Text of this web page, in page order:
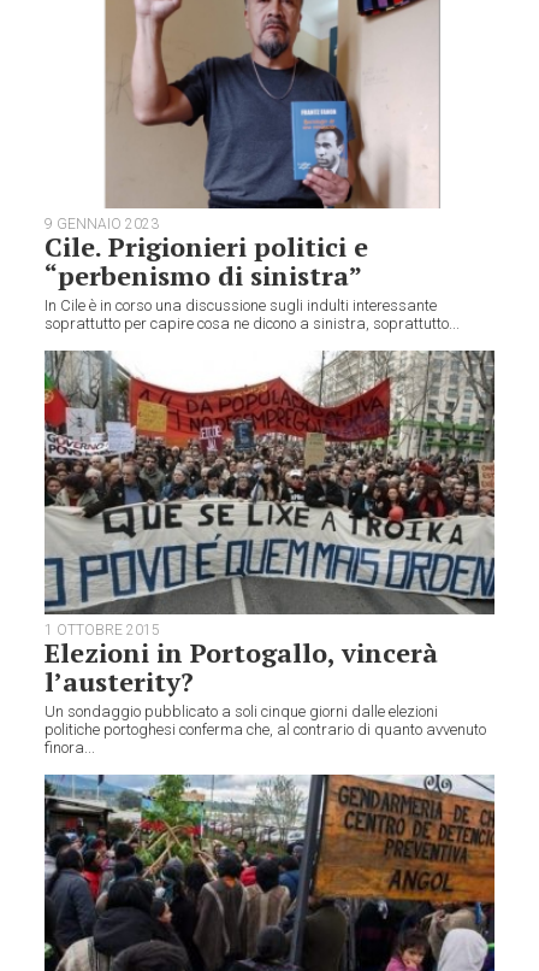
9 GENNAIO 2023
Cile. Prigionieri politici e
“perbenismo di sinistra”
In Cile è in corso una discussione sugli indulti interessante
soprattutto per capire cosa ne dicono a sinistra, soprattutto...
1 OTTOBRE 2015
Elezioni in Portogallo, vincerà
l’austerity?
Un sondaggio pubblicato a soli cinque giorni dalle elezioni
politiche portoghesi conferma che, al contrario di quanto avvenuto
finora...